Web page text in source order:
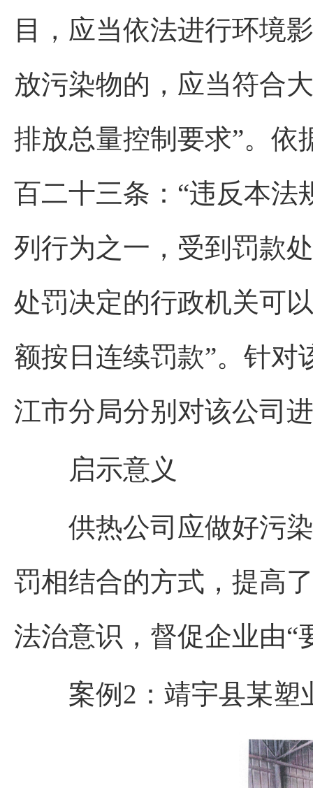
目，应当依法进行环境
放污染物的，应当符合
排放总量控制要求”。依
百二十三条：“违反本法
列行为之一，受到罚款
处罚决定的行政机关可
额按日连续罚款”。针对
江市分局分别对该公司
启示意义
供热公司应做好污染
罚相结合的方式，提高
法治意识，督促企业由“
案例2 ： 靖宇县某塑